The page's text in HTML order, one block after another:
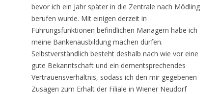
bevor ich ein Jahr später in die Zentrale nach Mödling
berufen wurde. Mit einigen derzeit in
Führungsfunktionen befindlichen Managern habe ich
meine Bankenausbildung machen dürfen.
Selbstverständlich besteht deshalb nach wie vor eine
gute Bekanntschaft und ein dementsprechendes
Vertrauensverhältnis, sodass ich den mir gegebenen
Zusagen zum Erhalt der Filiale in Wiener Neudorf